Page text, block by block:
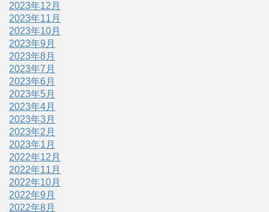
2023年12月
2023年11月
2023年10月
2023年9月
2023年8月
2023年7月
2023年6月
2023年5月
2023年4月
2023年3月
2023年2月
2023年1月
2022年12月
2022年11月
2022年10月
2022年9月
2022年8月